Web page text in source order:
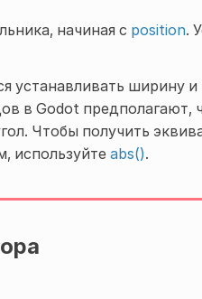
начиная с position.
устанавливать ширину
в Godot предполагают,
Чтобы получить
используйте abs().